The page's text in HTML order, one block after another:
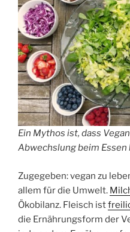
Ein Mythos ist, dass
Abwechslung beim Essen
Zugegeben: vegan zu
allem für die Umwelt.
Ökobilanz. Fleisch ist
die Ernährungsform der